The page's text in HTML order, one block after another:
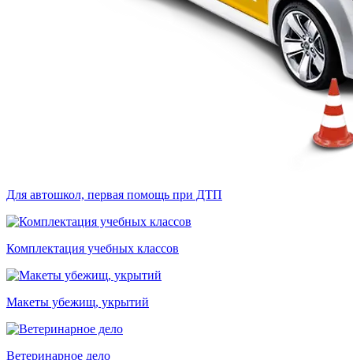
Для автошкол, первая помощь при ДТП
Комплектация учебных классов
Макеты убежищ, укрытий
Ветеринарное дело